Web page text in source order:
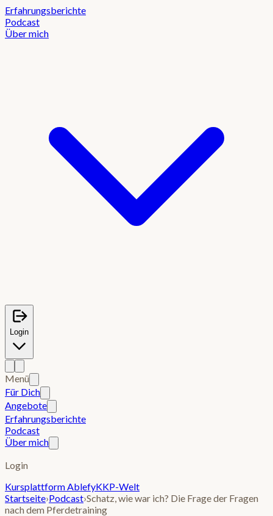
Erfahrungsberichte
Podcast
Über mich
Login
Menü
Für Dich
Angebote
Erfahrungsberichte
Podcast
Über mich
Login
Kursplattform AblefyKKP-Welt
Startseite›Podcast›Schatz, wie war ich? Die Frage der Fragen
nach dem Pferdetraining